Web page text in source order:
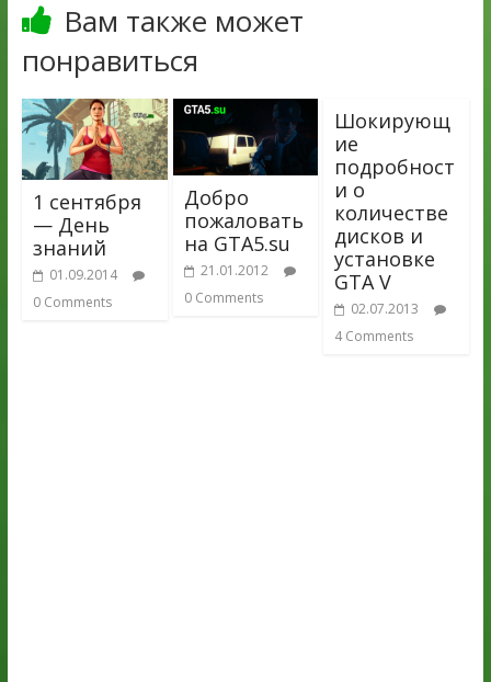
Вам также может
понравиться
1 сентября
— День
знаний
01.09.2014
0 Comments
Добро
пожаловать
на GTA5.su
21.01.2012
0 Comments
Шокирующ
ие
подробност
и о
количестве
дисков и
установке
GTA V
02.07.2013
4 Comments